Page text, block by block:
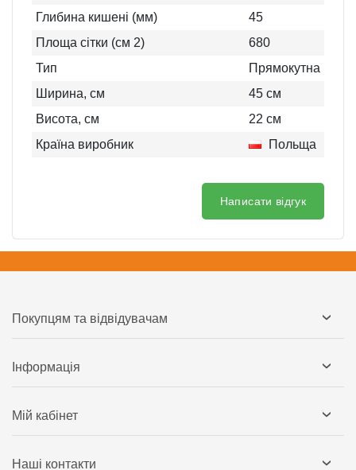
Глибина кишені (мм)
45
Площа сітки (см 2)
680
Тип
Прямокутна
Ширина, см
45 см
Висота, см
22 см
Країна виробник
Польща
Написати відгук
Покупцям та відвідувачам
Інформація
Мій кабінет
Наші контакти